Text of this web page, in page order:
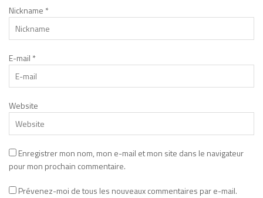
Nickname *
E-mail *
Website
Enregistrer mon nom, mon e-mail et mon site dans le navigateur
pour mon prochain commentaire.
Prévenez-moi de tous les nouveaux commentaires par e-mail.